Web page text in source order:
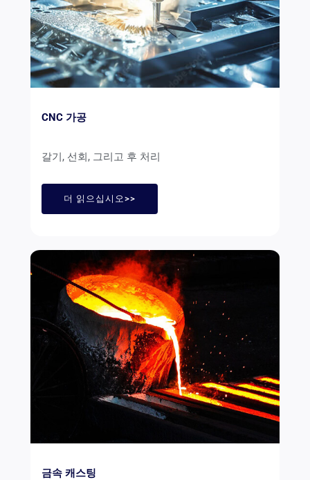
CNC 가공
갈기, 선회, 그리고 후 처리
더 읽으십시오>>
금속 캐스팅